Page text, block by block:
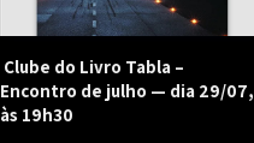
Clube do Livro Tabla –
Encontro de julho — dia 29/07,
às 19h30